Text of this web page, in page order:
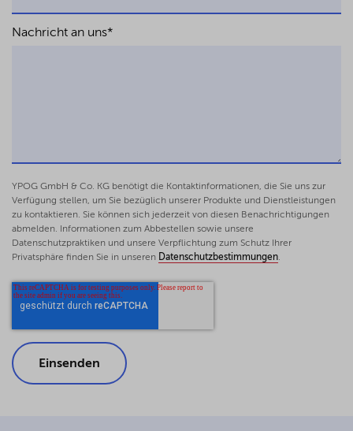
Nachricht an uns*
YPOG GmbH & Co. KG benötigt die Kontaktinformationen, die Sie uns zur
Verfügung stellen, um Sie bezüglich unserer Produkte und Dienstleistungen
zu kontaktieren. Sie können sich jederzeit von diesen Benachrichtigungen
abmelden. Informationen zum Abbestellen sowie unsere
Datenschutzpraktiken und unsere Verpflichtung zum Schutz Ihrer
Privatsphäre finden Sie in unseren Datenschutzbestimmungen.